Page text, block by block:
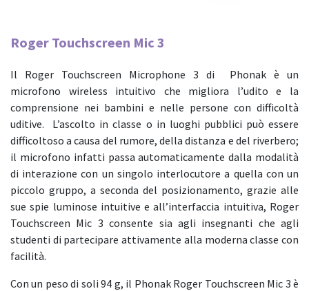
Roger Touchscreen Mic 3
Il Roger Touchscreen Microphone 3 di Phonak è un
microfono wireless intuitivo che migliora l’udito e la
comprensione nei bambini e nelle persone con difficoltà
uditive. L’ascolto in classe o in luoghi pubblici può essere
difficoltoso a causa del rumore, della distanza e del riverbero;
il microfono infatti passa automaticamente dalla modalità
di interazione con un singolo interlocutore a quella con un
piccolo gruppo, a seconda del posizionamento, grazie alle
sue spie luminose intuitive e all’interfaccia intuitiva, Roger
Touchscreen Mic 3 consente sia agli insegnanti che agli
studenti di partecipare attivamente alla moderna classe con
facilità.
Con un peso di soli 94 g, il Phonak Roger Touchscreen Mic 3 è